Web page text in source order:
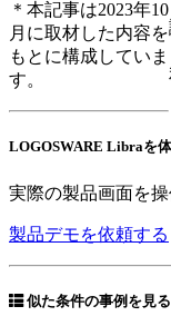
＊本記事は2023年10
月に取材した内容を
もとに構成していま
す。
LOGOSWARE Libraを
実際の製品画面を操
製品デモを依頼する
似た条件の事例を見る